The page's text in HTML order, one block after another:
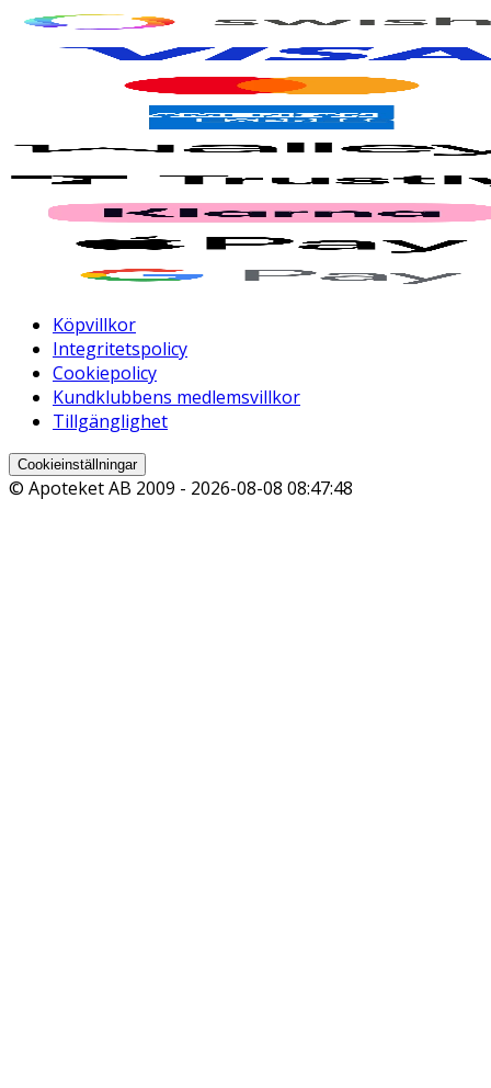
Köpvillkor
Integritetspolicy
Cookiepolicy
Kundklubbens medlemsvillkor
Tillgänglighet
Cookieinställningar
© Apoteket AB 2009 - 2026-08-08 08:47:48